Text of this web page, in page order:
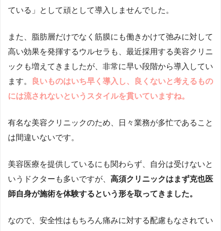
ている」として頑として導入しませんでした。
また、脂肪層だけでなく筋膜にも働きかけて弛みに対して
高い効果を発揮するウルセラも、最近採用する美容クリニ
ックも増えてきましたが、非常に早い段階から導入してい
ます。
良いものはいち早く導入し、良くないと考えるもの
には流されないというスタイルを貫いていますね。
有名な美容クリニックのため、日々業務が多忙であること
は間違いないです。
美容医療を提供しているにも関わらず、自分は受けないと
いうドクターも多いですが、 高須クリニックはまず克也医
師自身が施術を体験するという形を取ってきました。
なので、安全性はもちろん痛みに対する配慮もなされてい